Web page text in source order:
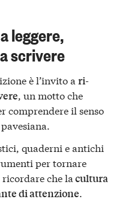
leggere,
scrivere
è l’invito a ri-
, un motto che
comprendere il senso
quaderni e antichi
per tornare
che la cultura
di attenzione.